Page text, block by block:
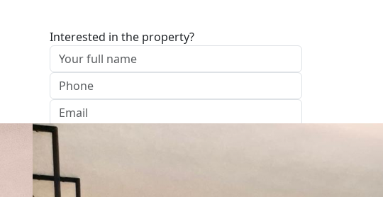
Interested in the property?
Send